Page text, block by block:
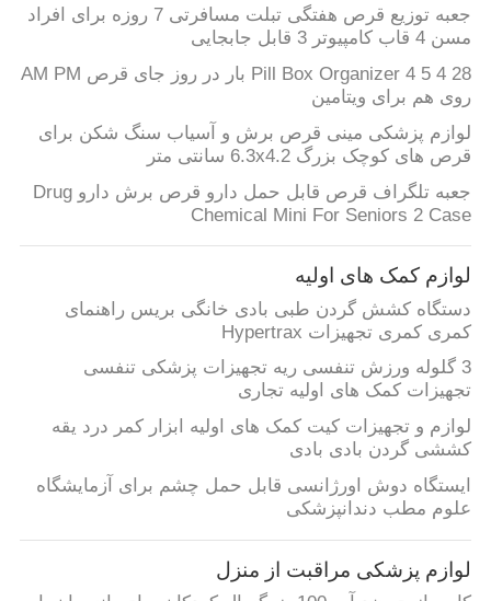
سیاست
حفظ
حریم
خصوصی
جعبه توزیع قرص هفتگی تبلت مسافرتی 7 روزه برای افراد
مسن 4 قاب کامپیوتر 3 قابل جابجایی
28 4 5 Pill Box Organizer 4 بار در روز جای قرص AM PM
روی هم برای ویتامین
لوازم پزشکی مینی قرص برش و آسیاب سنگ شکن برای
قرص های کوچک بزرگ 6.3x4.2 سانتی متر
جعبه تلگراف قرص قابل حمل دارو قرص برش دارو Drug
Chemical Mini For Seniors 2 Case
لوازم کمک های اولیه
دستگاه کشش گردن طبی بادی خانگی بریس راهنمای
کمری کمری تجهیزات Hypertrax
3 گلوله ورزش تنفسی ریه تجهیزات پزشکی تنفسی
تجهیزات کمک های اولیه تجاری
لوازم و تجهیزات کیت کمک های اولیه ابزار کمر درد یقه
کششی گردن بادی بادی
ایستگاه دوش اورژانسی قابل حمل چشم برای آزمایشگاه
علوم مطب دندانپزشکی
لوازم پزشکی مراقبت از منزل